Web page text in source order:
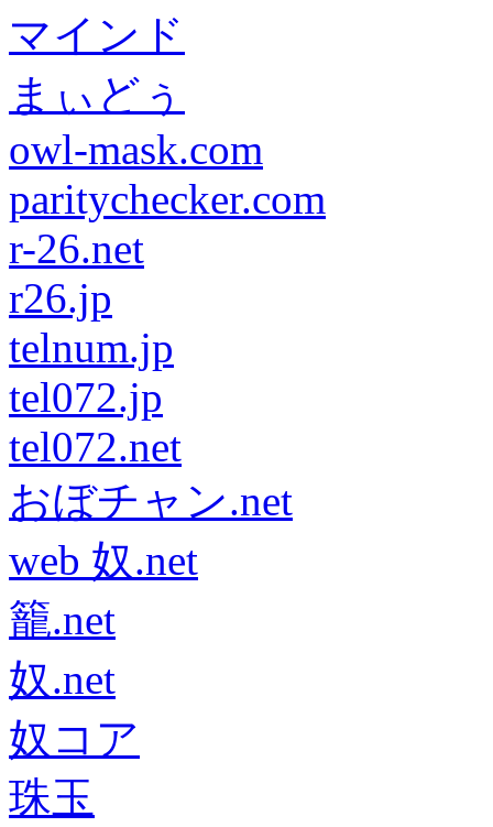
マインド
まぃどぅ
owl-mask.com
paritychecker.com
r-26.net
r26.jp
telnum.jp
tel072.jp
tel072.net
おぼチャン.net
web 奴.net
籠.net
奴.net
奴コア
珠玉